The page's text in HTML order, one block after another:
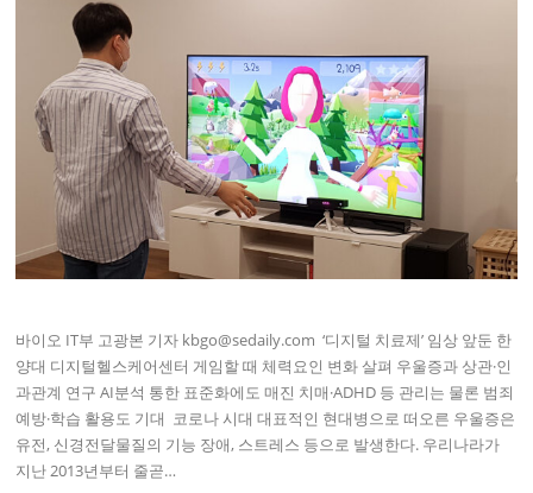
바이오 IT부 고광본 기자 kbgo@sedaily.com​ ​ ‘디지털 치료제’ 임상 앞둔 한
양대 디지털헬스케어센터 게임할 때 체력요인 변화 살펴 우울증과 상관·인
과관계 연구 AI분석 통한 표준화에도 매진 치매·ADHD 등 관리는 물론 범죄
예방·학습 활용도 기대 ​ 코로나 시대 대표적인 현대병으로 떠오른 우울증은
유전, 신경전달물질의 기능 장애, 스트레스 등으로 발생한다. 우리나라가
지난 2013년부터 줄곧…